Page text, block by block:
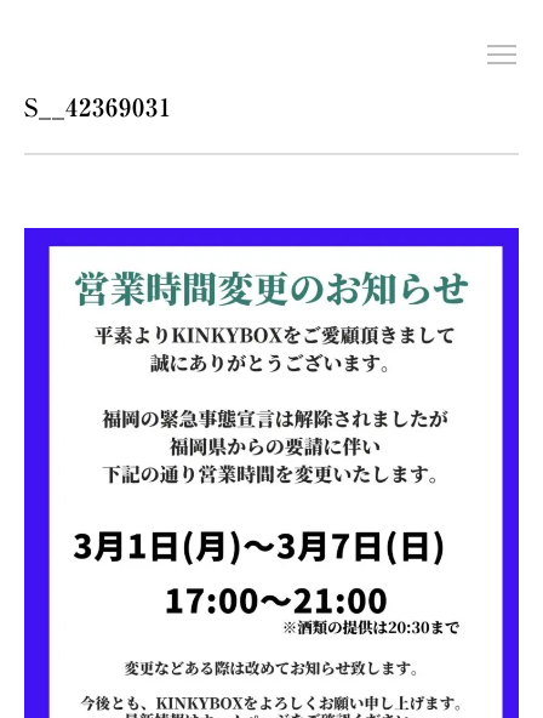
S__42369031